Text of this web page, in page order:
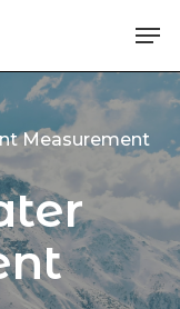
Measurement